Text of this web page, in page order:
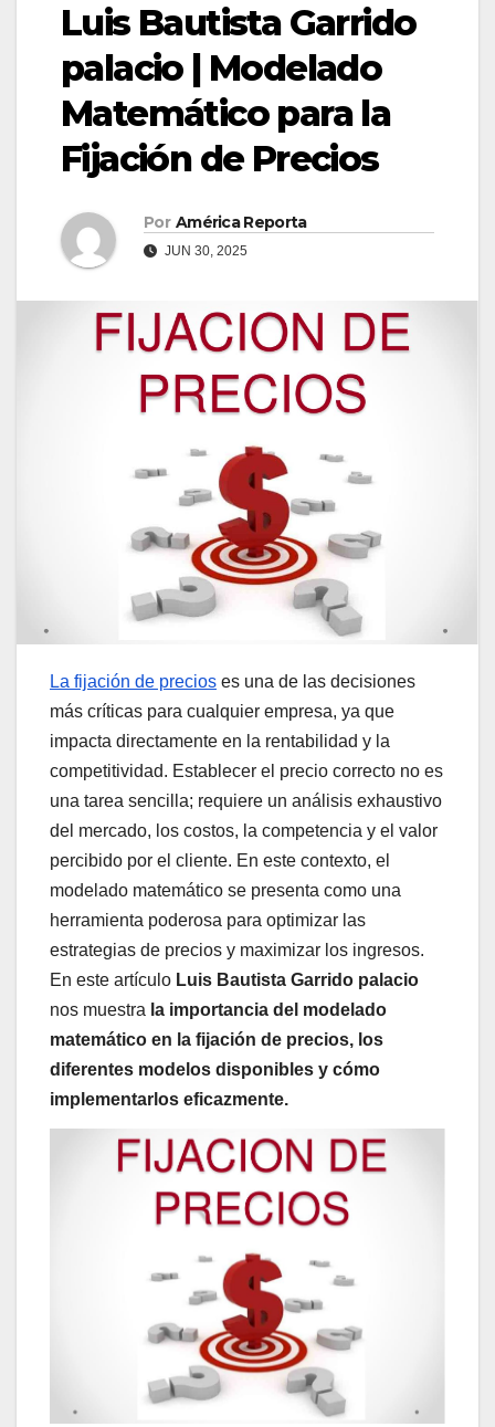
Luis Bautista Garrido
palacio | Modelado
Matemático para la
Fijación de Precios
Por América Reporta
JUN 30, 2025
La fijación de precios es una de las decisiones
más críticas para cualquier empresa, ya que
impacta directamente en la rentabilidad y la
competitividad. Establecer el precio correcto no es
una tarea sencilla; requiere un análisis exhaustivo
del mercado, los costos, la competencia y el valor
percibido por el cliente. En este contexto, el
modelado matemático se presenta como una
herramienta poderosa para optimizar las
estrategias de precios y maximizar los ingresos.
En este artículo Luis Bautista Garrido palacio
nos muestra la importancia del modelado
matemático en la fijación de precios, los
diferentes modelos disponibles y cómo
implementarlos eficazmente.